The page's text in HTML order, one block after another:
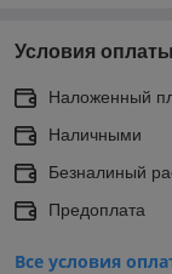
Условия оплаты
Наложенный
Наличными
Безналиный
Предоплата
Все условия